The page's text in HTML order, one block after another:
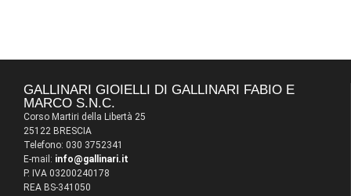
GALLINARI GIOIELLI DI GALLINARI FABIO E
MARCO S.N.C.
Corso Martiri della Libertà 25
25122 BRESCIA
Telefono: 030 3752341
E-mail: info@gallinari.it
P. IVA 03200240178
REA BS-341050